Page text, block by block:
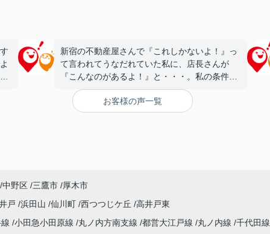
新宿の不動産屋さんで『これしかないよ！』っ
て言われてうなだれていた私に、店長さんが
『こんなのがあるよ！』と・・・。私の条件に
ピッタリで驚きました。やっぱり探すなら地元
の不動産の方がいいですね。また次の機会もお
願いします(^^♪
お客様の声一覧
中野区 三鷹市
厚木市
戸 浜田山 仙川町 西つつじケ丘 高井戸東
小田急小田原線 丸ノ内方南支線 都営大江戸線 丸ノ内線 千代田線